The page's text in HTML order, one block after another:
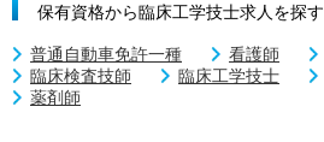
保有資格から臨床工学技士求人を探す
普通自動車免許一種 看護師
臨床検査技師
臨床工学技士
薬剤師